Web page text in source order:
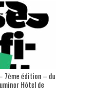
7ème édition – du
Hôtel de